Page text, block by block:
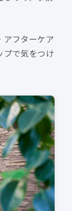
アフターケア
プで気をつけ